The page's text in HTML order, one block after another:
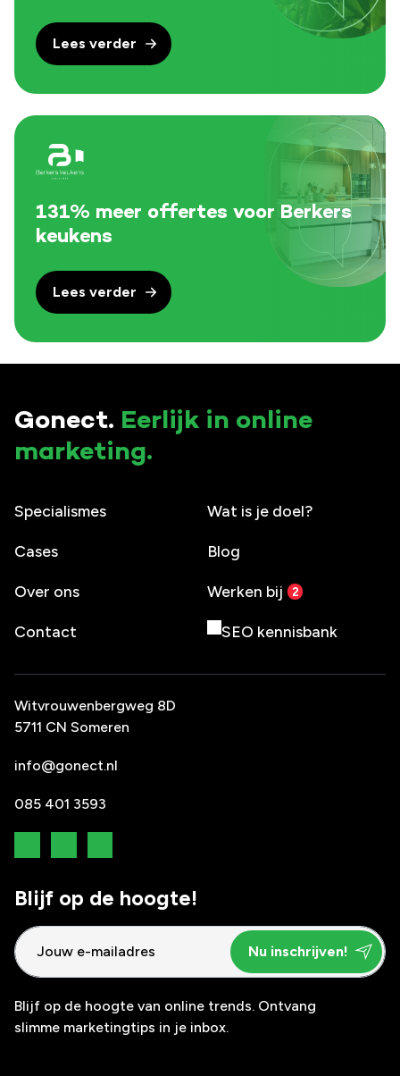
Lees verder
131% meer offertes voor Berkers
keukens
Lees verder
Gonect. Eerlijk in online
marketing.
Specialismes Wat is je doel?
Cases Blog
Over ons Werken bij
Contact SEO kennisbank
Witvrouwenbergweg 8D
5711 CN Someren
info@gonect.nl
085 401 3593
Blijf op de hoogte van online trends. Ontvang
slimme marketingtips in je inbox.
Blijf op de hoogte!